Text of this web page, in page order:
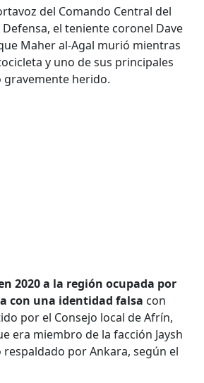
del Comando Central del
el teniente coronel Dave
Maher al-Agal murió mientras
y uno de sus principales
herido.
2020 a la región ocupada por
con una identidad falsa con
por el Consejo local de Afrín,
era miembro de la facción Jaysh
por Ankara, según el